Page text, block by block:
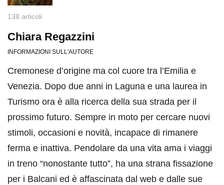
138 articoli
Chiara Regazzini
INFORMAZIONI SULL'AUTORE
Cremonese d’origine ma col cuore tra l’Emilia e
Venezia. Dopo due anni in Laguna e una laurea in
Turismo ora è alla ricerca della sua strada per il
prossimo futuro. Sempre in moto per cercare nuovi
stimoli, occasioni e novità, incapace di rimanere
ferma e inattiva. Pendolare da una vita ama i viaggi
in treno “nonostante tutto”, ha una strana fissazione
per i Balcani ed è affascinata dal web e dalle sue